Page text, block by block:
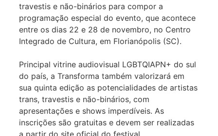
travestis e não-binários para compor a
programação especial do evento, que acontece
entre os dias 22 e 28 de novembro, no Centro
Integrado de Cultura, em Florianópolis (SC).
Principal vitrine audiovisual LGBTQIAPN+ do sul
do país, a Transforma também valorizará em
sua quinta edição as potencialidades de artistas
trans, travestis e não-binários, com
apresentações e shows imperdíveis. As
inscrições são gratuitas e devem ser realizadas
a partir do site oficial do festival